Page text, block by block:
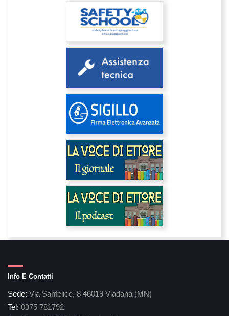
Info E Contatti
Sede: Via Sanfelice, 8 46019 Viadana (MN)
Tel: 0375 781792